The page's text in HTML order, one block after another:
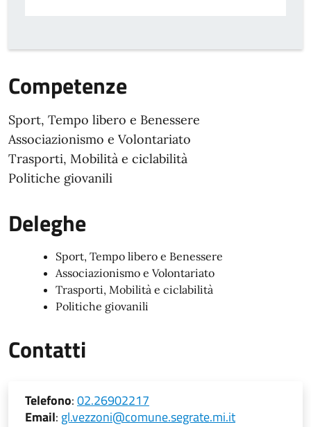
Competenze
Sport, Tempo libero e Benessere
Associazionismo e Volontariato
Trasporti, Mobilità e ciclabilità
Politiche giovanili
Deleghe
Sport, Tempo libero e Benessere
Associazionismo e Volontariato
Trasporti, Mobilità e ciclabilità
Politiche giovanili
Contatti
Telefono:02.26902217
Email: gl.vezzoni@comune.segrate.mi.it